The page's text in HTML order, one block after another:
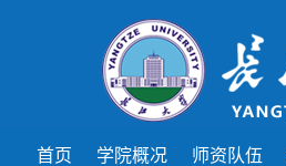
首页 学院概况 师资队伍